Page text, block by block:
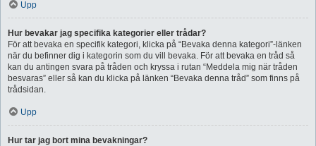
Upp
Hur bevakar jag specifika kategorier eller trådar?
För att bevaka en specifik kategori, klicka på “Bevaka denna kategori”-länken
när du befinner dig i kategorin som du vill bevaka. För att bevaka en tråd så
kan du antingen svara på tråden och kryssa i rutan “Meddela mig när tråden
besvaras” eller så kan du klicka på länken “Bevaka denna tråd” som finns på
trådsidan.
Upp
Hur tar jag bort mina bevakningar?